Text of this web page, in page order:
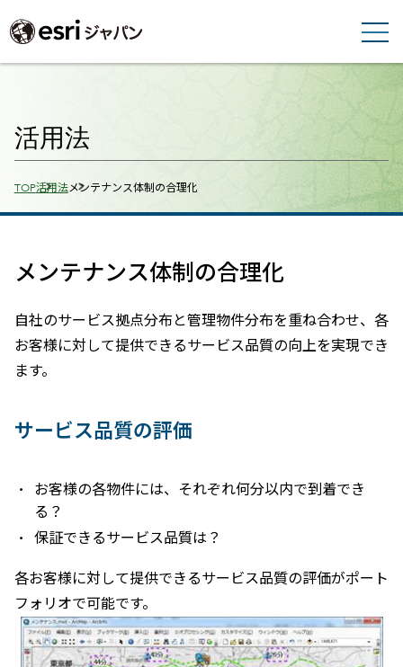
活用法
Breadcrumbs
TOP活用法メンテナンス体制の合理化
メンテナンス体制の合理化
自社のサービス拠点分布と管理物件分布を重ね合わせ、各
お客様に対して提供できるサービス品質の向上を実現でき
ます。
サービス品質の評価
お客様の各物件には、それぞれ何分以内で到着でき
る？
保証できるサービス品質は？
各お客様に対して提供できるサービス品質の評価がポート
フォリオで可能です。